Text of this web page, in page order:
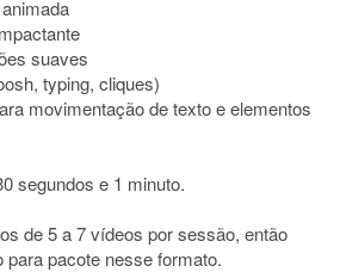
suaves
typing, cliques)
movimentação de texto e elementos
segundos e 1 minuto.
de 5 a 7 vídeos por sessão, então
pacote nesse formato.